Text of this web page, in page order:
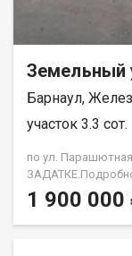
Земельный
Барнаул,
участок 3.3 сот.
по ул.
недвижимость.
пожалуйста,
1 900 000